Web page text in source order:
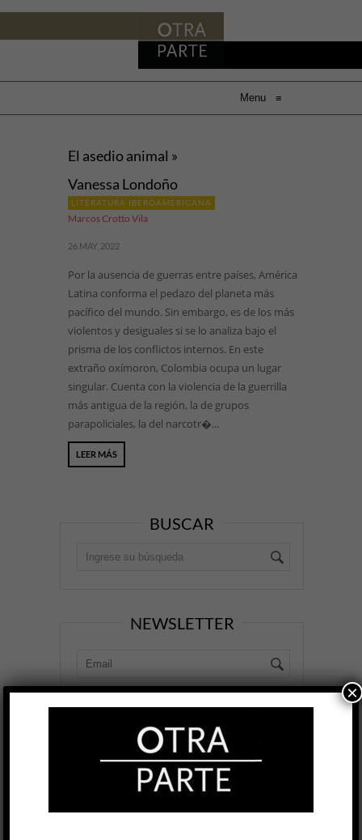
Menu ≡
El asedio animal »
Vanessa Londoño
LITERATURA IBEROAMERICANA
Marcos Crotto Vila
26 MAY, 2022
Por la ausencia de guerras entre países, América
Latina conforma el pedazo del planeta más
pacífico del mundo. Sin embargo, es de los más
violentos y desiguales si se lo analiza bajo el
prisma de los conflictos internos. En este
extraño oxímoron, Colombia ocupa un lugar
singular. Cuenta con la violencia de la guerrilla
más antigua de la región, la de grupos
parapoliciales, la del narcotr�...
LEER MÁS
BUSCAR
NEWSLETTER
EDICIÓN IMPRESA
×